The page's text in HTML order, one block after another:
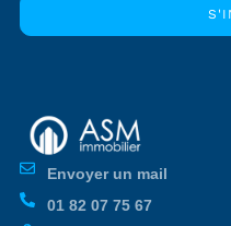
Envoyer un mail
01 82 07 75 67